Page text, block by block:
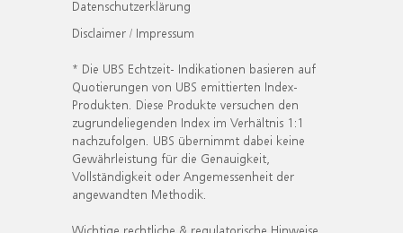
Datenschutzerklärung
Disclaimer / Impressum
* Die UBS Echtzeit- Indikationen basieren auf
Quotierungen von UBS emittierten Index-
Produkten. Diese Produkte versuchen den
zugrundeliegenden Index im Verhältnis 1:1
nachzufolgen. UBS übernimmt dabei keine
Gewährleistung für die Genauigkeit,
Vollständigkeit oder Angemessenheit der
angewandten Methodik.